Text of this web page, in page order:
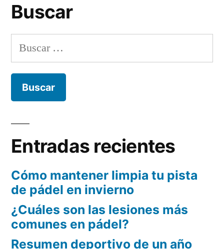
Buscar
Buscar:
Entradas recientes
Cómo mantener limpia tu pista
de pádel en invierno
¿Cuáles son las lesiones más
comunes en pádel?
Resumen deportivo de un año